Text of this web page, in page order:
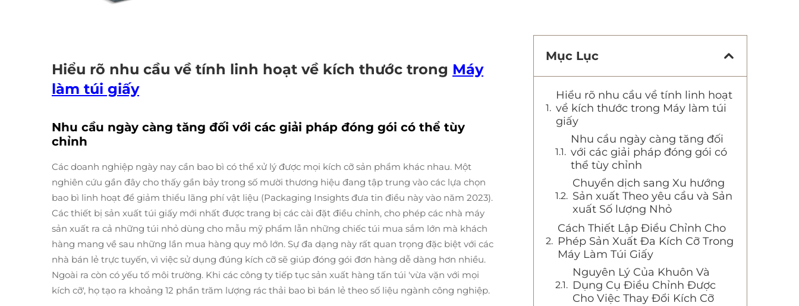
Hiểu rõ nhu cầu về tính linh hoạt về kích thước trong Máy
làm túi giấy
Nhu cầu ngày càng tăng đối với các giải pháp đóng gói có thể tùy
chỉnh
Các doanh nghiệp ngày nay cần bao bì có thể xử lý được mọi kích cỡ sản phẩm khác nhau. Một
nghiên cứu gần đây cho thấy gần bảy trong số mười thương hiệu đang tập trung vào các lựa chọn
bao bì linh hoạt để giảm thiểu lãng phí vật liệu (Packaging Insights đưa tin điều này vào năm 2023).
Các thiết bị sản xuất túi giấy mới nhất được trang bị các cài đặt điều chỉnh, cho phép các nhà máy
sản xuất ra cả những túi nhỏ dùng cho mẫu mỹ phẩm lẫn những chiếc túi mua sắm lớn mà khách
hàng mang về sau những lần mua hàng quy mô lớn. Sự đa dạng này rất quan trọng đặc biệt với các
nhà bán lẻ trực tuyến, vì việc sử dụng đúng kích cỡ sẽ giúp đóng gói đơn hàng dễ dàng hơn nhiều.
Ngoài ra còn có yếu tố môi trường. Khi các công ty tiếp tục sản xuất hàng tấn túi 'vừa vặn với mọi
kích cỡ', họ tạo ra khoảng 12 phần trăm lượng rác thải bao bì bán lẻ theo số liệu ngành công nghiệp.
Mục Lục
Hiểu rõ nhu cầu về tính linh hoạt
về kích thước trong Máy làm túi
giấy
Nhu cầu ngày càng tăng đối
với các giải pháp đóng gói có
thể tùy chỉnh
Chuyển dịch sang Xu hướng
Sản xuất Theo yêu cầu và Sản
xuất Số lượng Nhỏ
Cách Thiết Lập Điều Chỉnh Cho
Phép Sản Xuất Đa Kích Cỡ Trong
Máy Làm Túi Giấy
Nguyên Lý Của Khuôn Và
Dụng Cụ Điều Chỉnh Được
Cho Việc Thay Đổi Kích Cỡ